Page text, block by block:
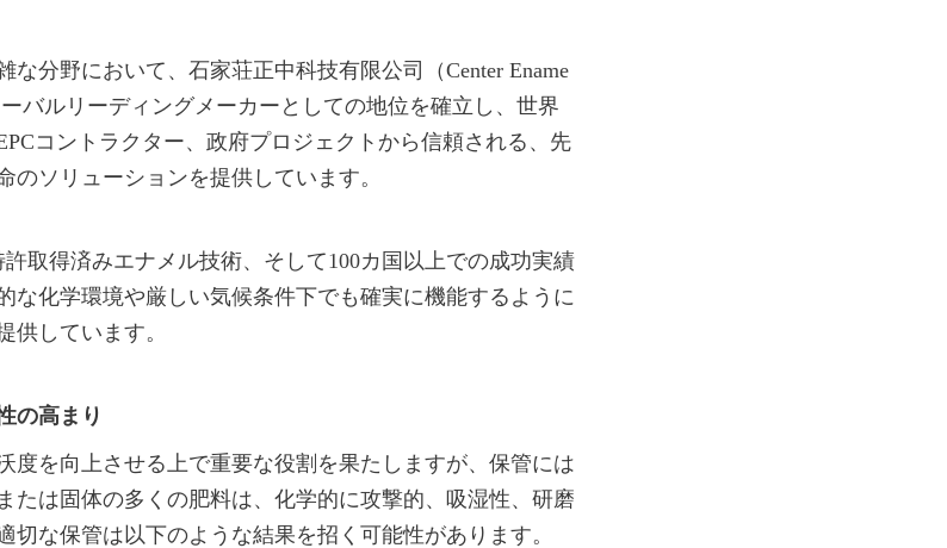
な分野において、石家荘正中科技有限公司（Center Ename
バルリーディングメーカーとしての地位を確立し、世界
コントラクター、政府プロジェクトから信頼される、先
のソリューションを提供しています。
取得済みエナメル技術、そして100カ国以上での成功実績
な化学環境や厳しい気候条件下でも確実に機能するように
供しています。
の高まり
度を向上させる上で重要な役割を果たしますが、保管には
たは固体の多くの肥料は、化学的に攻撃的、吸湿性、研磨
切な保管は以下のような結果を招く可能性があります。